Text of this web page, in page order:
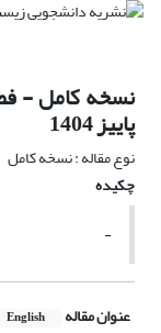
پاییز 1404
نوع مقاله : نسخه کامل
چکیده
-
عنوان مقاله English